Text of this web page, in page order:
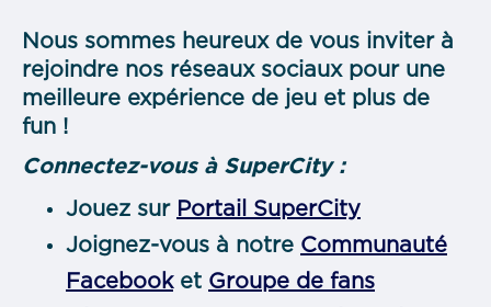
Nous sommes heureux de vous inviter à
rejoindre nos réseaux sociaux pour une
meilleure expérience de jeu et plus de
fun !
Connectez-vous à SuperCity :
Jouez sur Portail SuperCity
Joignez-vous à notre Communauté
Facebooket Groupe de fans